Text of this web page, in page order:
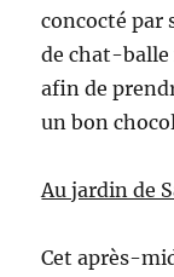
concocté par
de chat-balle
afin de
un bon
Au jardin de
Cet après-